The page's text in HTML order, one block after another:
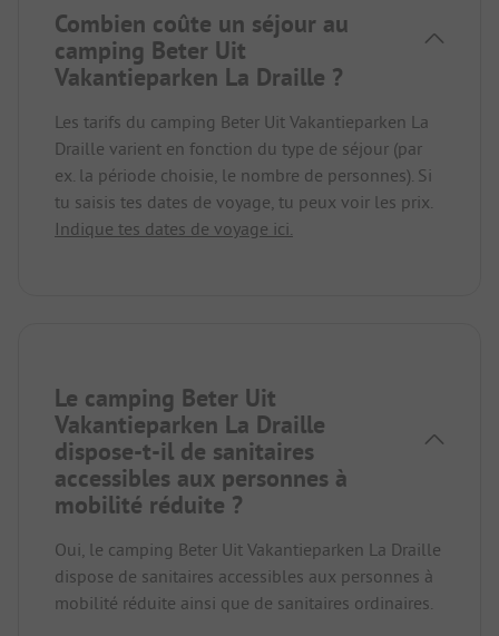
Combien coûte un séjour au
camping Beter Uit
Vakantieparken La Draille ?
Les tarifs du camping Beter Uit Vakantieparken La
Draille varient en fonction du type de séjour (par
ex. la période choisie, le nombre de personnes). Si
tu saisis tes dates de voyage, tu peux voir les prix.
Indique tes dates de voyage ici.
Le camping Beter Uit
Vakantieparken La Draille
dispose-t-il de sanitaires
accessibles aux personnes à
mobilité réduite ?
Oui, le camping Beter Uit Vakantieparken La Draille
dispose de sanitaires accessibles aux personnes à
mobilité réduite ainsi que de sanitaires ordinaires.